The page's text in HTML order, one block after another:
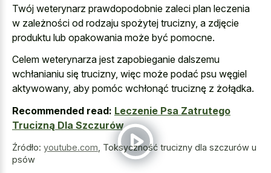
Twój weterynarz prawdopodobnie zaleci plan leczenia
w zależności od rodzaju spożytej trucizny, a zdjęcie
produktu lub opakowania może być pomocne.
Celem weterynarza jest zapobieganie dalszemu
wchłanianiu się trucizny, więc może podać psu węgiel
aktywowany, aby pomóc wchłonąć truciznę z żołądka.
Recommended read: Leczenie Psa Zatrutego
Trucizną Dla Szczurów
Źródło: youtube.com Toksyczność trucizny dla szczurów u
psów